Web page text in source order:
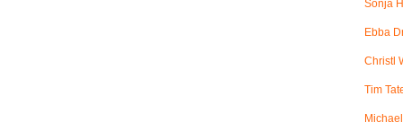
Sonja
Ebba
Christl
Tim